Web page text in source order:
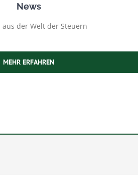
News
aus der Welt der Steuern
MEHR ERFAHREN